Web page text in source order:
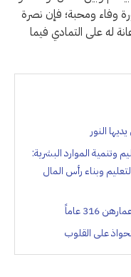
وفاء ومحبة؛ فإن نصرة
له على التمادي فيما
النور
وتنمية الموارد البشرية:
وبناء رأس المال
على القلوب